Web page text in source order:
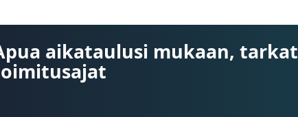
aikataulusi mukaan, tarkat